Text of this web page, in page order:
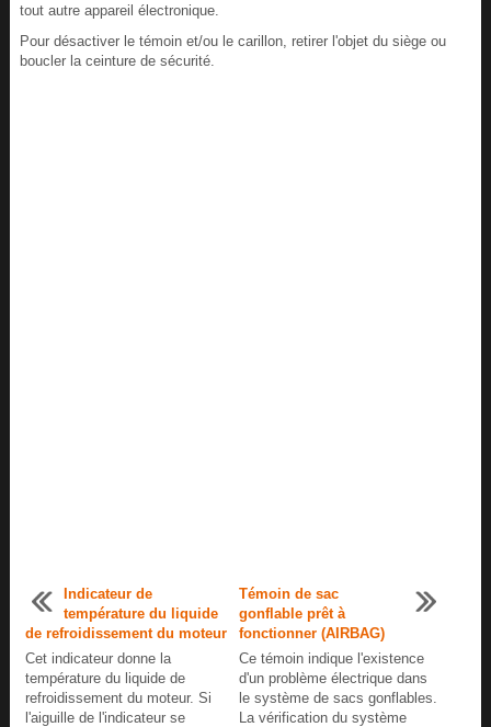
tout autre appareil électronique.
Pour désactiver le témoin et/ou le carillon, retirer l'objet du siège ou
boucler la ceinture de sécurité.
Indicateur de
température du liquide
de refroidissement du moteur
Cet indicateur donne la
température du liquide de
refroidissement du moteur. Si
l'aiguille de l'indicateur se
Témoin de sac
gonflable prêt à
fonctionner (AIRBAG)
Ce témoin indique l'existence
d'un problème électrique dans
le système de sacs gonflables.
La vérification du système